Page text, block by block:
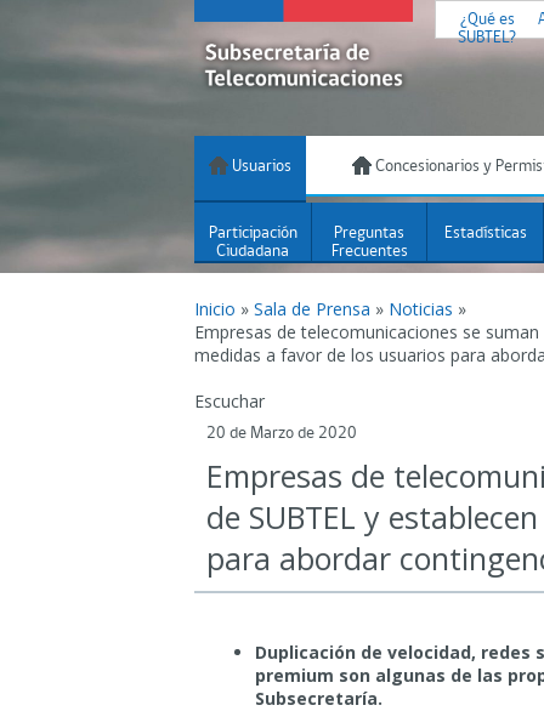
¿Qué es
SUBTEL?
Usuarios Concesionarios y
Participación
Ciudadana
Preguntas
Frecuentes
Estadísticas
Inicio » Sala de Prensa » Noticias »
Empresas de telecomunicaciones se
medidas a favor de los usuarios para
Escuchar
20 de Marzo de 2020
Empresas de
de SUBTEL y
para abordar
Duplicación de velocidad,
premium son algunas de las
Subsecretaría.